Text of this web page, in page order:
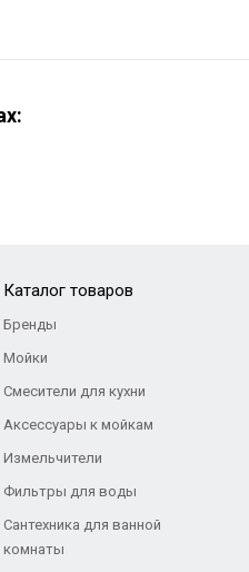
Каталог товаров
Бренды
Мойки
Смесители для кухни
Аксессуары к мойкам
Измельчители
Фильтры для воды
Сантехника для ванной
комнаты